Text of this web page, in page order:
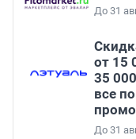
До 31
от 15
35
все
До 31